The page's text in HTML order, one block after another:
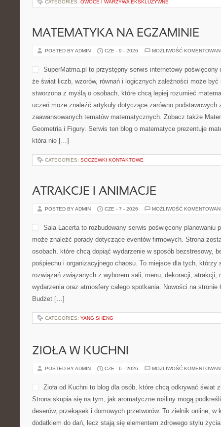
CATEGORIES: OWOCE I WARZYWA EKSKLUZYWNE
MATEMATYKA NA EGZAMINIE
POSTED BY ADMIN CZE - 9 - 2026 MOŻLIWOŚĆ
SuperMatma.pl to przystępny serwis internetowy
że świat liczb, wzorów, równań i logicznych zależności może być
stworzona z myślą o osobach, które chcą lepiej rozumieć
uczeń może znaleźć artykuły dotyczące zarówno podstawowych
zaawansowanych tematów matematycznych. Zobacz także
Geometria i Figury. Serwis ten blog o matematyce prezentuje
która nie […]
CATEGORIES: SOCZEWKI KONTAKTOWE
ATRAKCJE I ANIMACJE
POSTED BY ADMIN CZE - 7 - 2026 MOŻLIWOŚĆ
Sala Lacerta to rozbudowany serwis poświęcony planowaniu
może znaleźć porady dotyczące eventów firmowych. Strona
osobach, które chcą dopiąć wydarzenie w sposób bezstresowy,
pośpiechu i organizacyjnego chaosu. To miejsce dla tych, którzy
rozwiązań związanych z wyborem sali, menu, dekoracji, atrakcji,
wydarzenia oraz atmosfery całego spotkania. Nowości na
Budżet […]
CATEGORIES: YANG SHENG
ZIOŁA W KUCHNI
POSTED BY ADMIN CZE - 6 - 2026 MOŻLIWOŚĆ
Zioła od Kuchni to blog dla osób, które chcą odkrywać świat
Strona skupia się na tym, jak aromatyczne rośliny mogą
deserów, przekąsek i domowych przetworów. To zielnik online, w
dodatkiem do dań, lecz stają się elementem zdrowego stylu